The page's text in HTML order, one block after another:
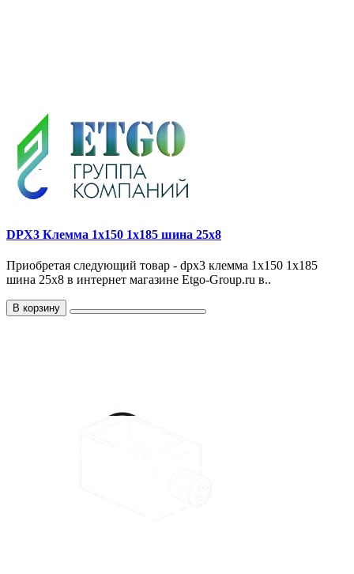
DPX3 Клемма 1x150 1x185 шина 25x8
Приобретая следующий товар - dpx3 клемма 1x150 1x185
шина 25x8 в интернет магазине Etgo-Group.ru в..
В корзину